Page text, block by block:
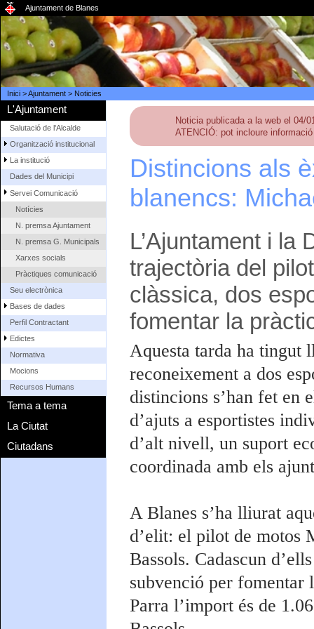
Ajuntament de Blanes
Inici>Ajuntament> Noticies
L'Ajuntament
Salutació de l'Alcalde
Organització institucional
La institució
Dades del Municipi
Servei Comunicació
Notícies
N. premsa Ajuntament
N. premsa G. Municipals
Xarxes socials
Pràctiques comunicació
Seu electrònica
Bases de dades
Perfil Contractant
Edictes
Normativa
Mocions
Recursos Humans
Tema a tema
La Ciutat
Ciutadans
Noticia publicada a la web el 04/
ATENCIÓ: pot incloure
Distincions als
blanencs:
L’Ajuntament i la
trajectòria del
clàssica, dos
fomentar la
Aquesta tarda ha tingut
reconeixement a dos
distincions s’han fet en
d’ajuts a esportistes
d’alt nivell, un suport
coordinada amb els
A Blanes s’ha lliurat
d’elit: el pilot de motos
Bassols. Cadascun
subvenció per fomentar
Parra l’import és de